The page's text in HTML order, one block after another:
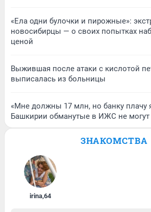
«Ела одни булочки и пирожные»:
новосибирцы — о своих попытках
ценой
Выжившая после атаки с кислотой
выписалась из больницы
«Мне должны 17 млн, но банку плачу
Башкирии обманутые в ИЖС не могут
ЗНАКОМСТВА
irina,64